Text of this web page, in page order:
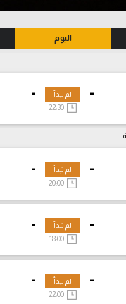
اليوم
-
- لم تبدأ
-
- لم تبدأ
-
- لم تبدأ
18:00
-
- لم تبدأ